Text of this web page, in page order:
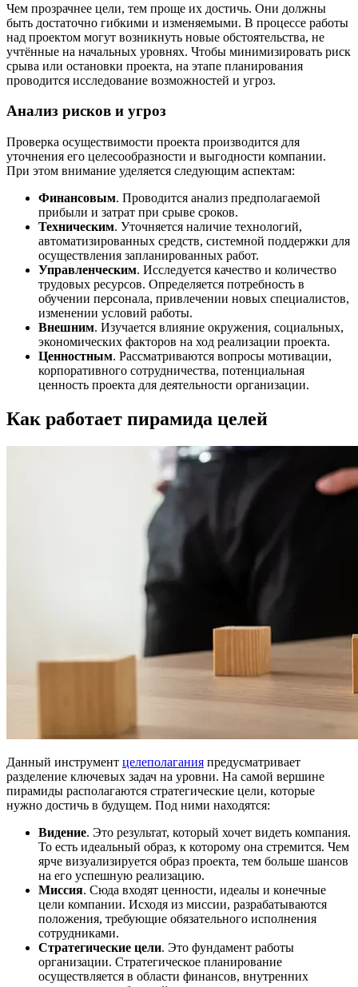
Чем прозрачнее цели, тем проще их достичь. Они должны
быть достаточно гибкими и изменяемыми. В процессе работы
над проектом могут возникнуть новые обстоятельства, не
учтённые на начальных уровнях. Чтобы минимизировать риск
срыва или остановки проекта, на этапе планирования
проводится исследование возможностей и угроз.
Анализ рисков и угроз
Проверка осуществимости проекта производится для
уточнения его целесообразности и выгодности компании.
При этом внимание уделяется следующим аспектам:
Финансовым. Проводится анализ предполагаемой
прибыли и затрат при срыве сроков.
Техническим. Уточняется наличие технологий,
автоматизированных средств, системной поддержки для
осуществления запланированных работ.
Управленческим. Исследуется качество и количество
трудовых ресурсов. Определяется потребность в
обучении персонала, привлечении новых специалистов,
изменении условий работы.
Внешним. Изучается влияние окружения, социальных,
экономических факторов на ход реализации проекта.
Ценностным. Рассматриваются вопросы мотивации,
корпоративного сотрудничества, потенциальная
ценность проекта для деятельности организации.
Как работает пирамида целей
Данный инструмент целеполагания предусматривает
разделение ключевых задач на уровни. На самой вершине
пирамиды располагаются стратегические цели, которые
нужно достичь в будущем. Под ними находятся:
Видение. Это результат, который хочет видеть компания.
То есть идеальный образ, к которому она стремится. Чем
ярче визуализируется образ проекта, тем больше шансов
на его успешную реализацию.
Миссия. Сюда входят ценности, идеалы и конечные
цели компании. Исходя из миссии, разрабатываются
положения, требующие обязательного исполнения
сотрудниками.
Стратегические цели. Это фундамент работы
организации. Стратегическое планирование
осуществляется в области финансов, внутренних